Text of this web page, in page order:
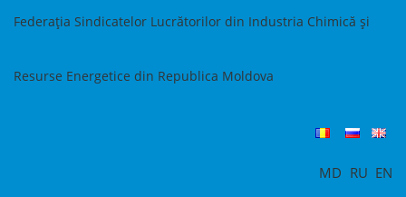
Federația Sindicatelor Lucrătorilor din Industria Chimică și
Resurse Energetice din Republica Moldova
MD RU EN